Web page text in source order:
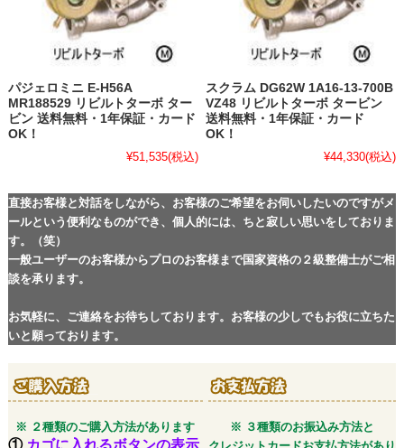
パジェロミニ E-H56A
MR188529 リビルトターボ ター
ビン 送料無料・1年保証・カード
OK！
¥51,535(税込)
スクラム DG62W 1A16-13-700B
VZ48 リビルトターボ タービン
送料無料・1年保証・カード
OK！
¥44,330(税込)
直接お客様と対話をしながら、お客様のご希望をお伺いしたいのですがメ
ールという便利なものができ、個人的には、ちと寂しい思いをしておりま
す。（笑）
一般ユーザーのお客様からプロのお客様まで国家資格の２級整備士がご相
談を承ります。
お気軽に、ご連絡をお待ちしております。お客様の少しでもお役に立ちた
いと願っております。
※ ２種類のご購入方法があります
※ ３種類のお振込み方法と